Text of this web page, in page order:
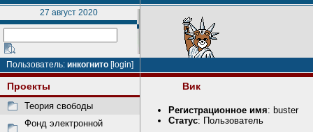
27 август 2020
Пользователь: инкогнито [login]
Проекты
Теория свободы
Фонд электронной
Вик
Регистрационное имя: buster
Статус: Пользователь